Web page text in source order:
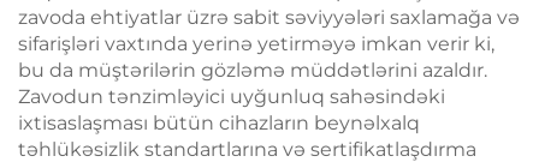
zavoda ehtiyatlar üzrə sabit səviyyələri saxlamağa və
sifarişləri vaxtında yerinə yetirməyə imkan verir ki,
bu da müştərilərin gözləmə müddətlərini azaldır.
Zavodun tənzimləyici uyğunluq sahəsindəki
ixtisaslaşması bütün cihazların beynəlxalq
təhlükəsizlik standartlarına və sertifikatlaşdırma